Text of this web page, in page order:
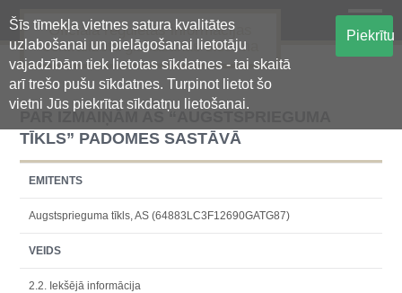
Šīs tīmekļa vietnes satura kvalitātes
uzlabošanai un pielāgošanai lietotāju
vajadzībām tiek lietotas sīkdatnes - tai skaitā
arī trešo pušu sīkdatnes. Turpinot lietot šo
vietni Jūs piekrītat sīkdatņu lietošanai.
Piekrītu
Oficiālā regulētās informācijas
centralizētā glabāšanas sistēma
PAR IZMAIŅĀM AS “AUGSTSPRIEGUMA
TĪKLS” PADOMES SASTĀVĀ
EMITENTS
Augstsprieguma tīkls, AS (64883LC3F12690GATG87)
VEIDS
2.2. Iekšējā informācija